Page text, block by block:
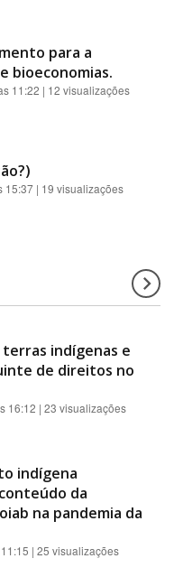
para a
bioeconomias.
11:22 | 12 visualizações
15:37 | 19 visualizações
terras indígenas e
de direitos no
16:12 | 23 visualizações
indígena
da
na pandemia da
| 25 visualizações